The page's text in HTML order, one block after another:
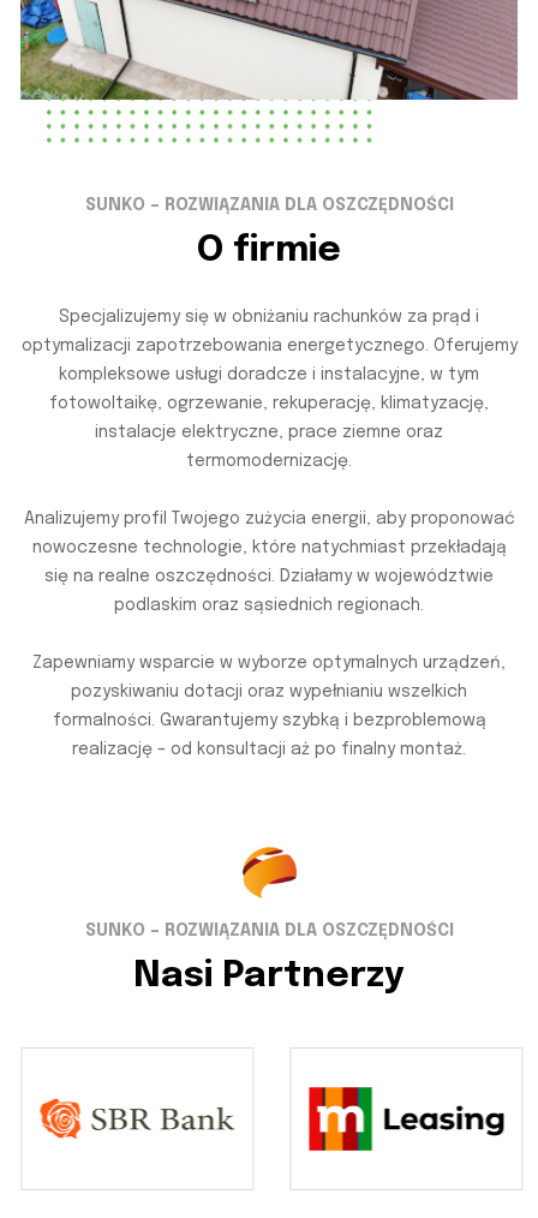
SUNKO – ROZWIĄZANIA DLA OSZCZĘDNOŚCI
O firmie
Specjalizujemy się w obniżaniu rachunków za prąd i
optymalizacji zapotrzebowania energetycznego. Oferujemy
kompleksowe usługi doradcze i instalacyjne, w tym
fotowoltaikę, ogrzewanie, rekuperację, klimatyzację,
instalacje elektryczne, prace ziemne oraz
termomodernizację.
Analizujemy profil Twojego zużycia energii, aby proponować
nowoczesne technologie, które natychmiast przekładają
się na realne oszczędności. Działamy w województwie
podlaskim oraz sąsiednich regionach.
Zapewniamy wsparcie w wyborze optymalnych urządzeń,
pozyskiwaniu dotacji oraz wypełnianiu wszelkich
formalności. Gwarantujemy szybką i bezproblemową
realizację – od konsultacji aż po finalny montaż.
SUNKO – ROZWIĄZANIA DLA OSZCZĘDNOŚCI
Nasi Partnerzy